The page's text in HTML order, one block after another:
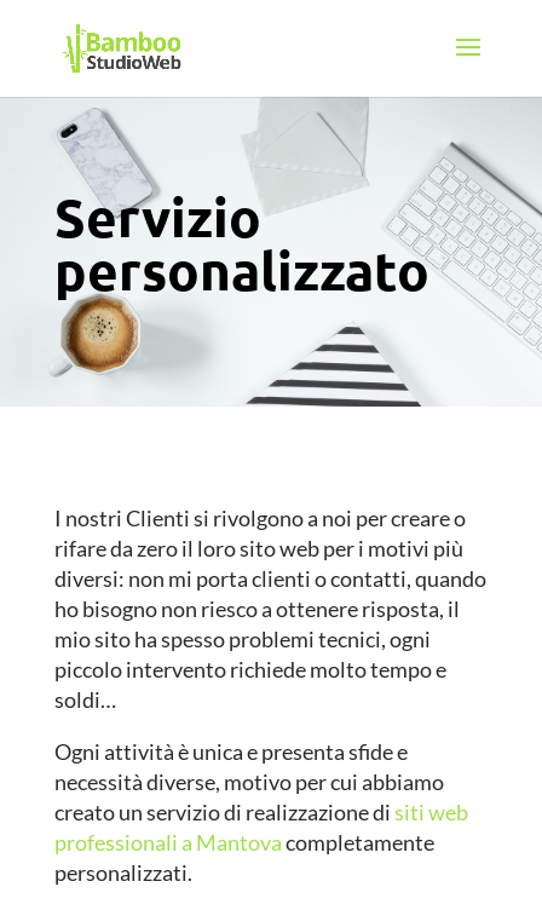
Servizio
personalizzato
I nostri Clienti si rivolgono a noi per creare o
rifare da zero il loro sito web per i motivi più
diversi: non mi porta clienti o contatti, quando
ho bisogno non riesco a ottenere risposta, il
mio sito ha spesso problemi tecnici, ogni
piccolo intervento richiede molto tempo e
soldi…
Ogni attività è unica e presenta sfide e
necessità diverse, motivo per cui abbiamo
creato un servizio di realizzazione disiti web
professionali a Mantovacompletamente
personalizzati.